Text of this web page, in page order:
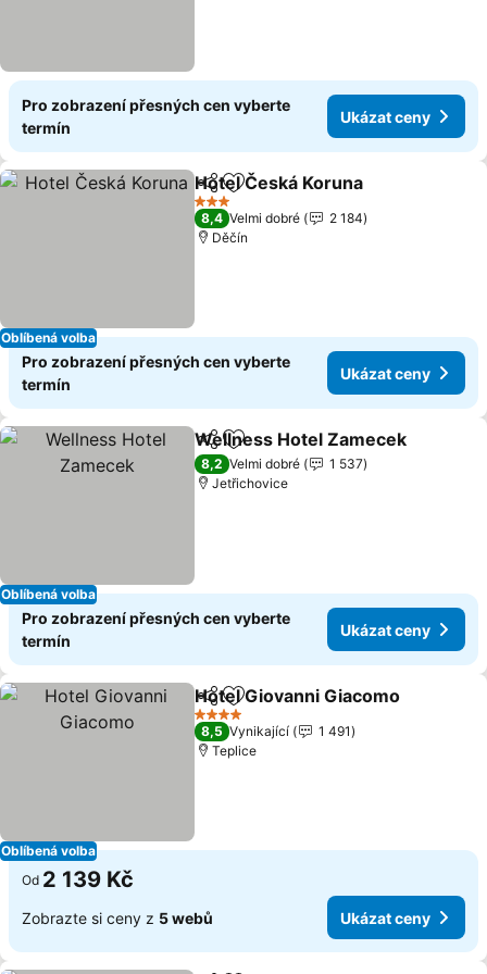
Pro zobrazení přesných cen vyberte
termín
Ukázat ceny
Oblíbená volba
SdíletPřidat na seznam oblíbených
Hotel Česká Koruna
3 Počet hvězdiček
8,4 Velmi dobré
2 184
Děčín
Pro zobrazení přesných cen vyberte
termín
Ukázat ceny
Oblíbená volba
SdíletPřidat na seznam oblíbených
Wellness Hotel Zamecek
8,2 Velmi dobré
1 537
Jetřichovice
Pro zobrazení přesných cen vyberte
termín
Ukázat ceny
Oblíbená volba
SdíletPřidat na seznam oblíbených
Hotel Giovanni Giacomo
4 Počet hvězdiček
8,5 Vynikající
1 491
Teplice
Od 2 139 Kč
Zobrazte si ceny z 5 webů Ukázat ceny